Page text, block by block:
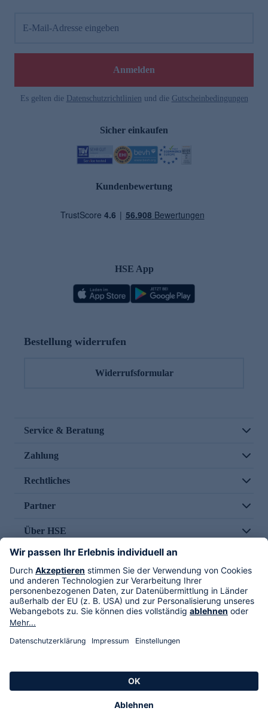
E-Mail-Adresse eingeben
Anmelden
Es gelten die Datenschutzrichtlinien und die Gutscheinbedingungen
Sicher einkaufen
Kundenbewertung
HSE App
Bestellung widerrufen
Widerrufsformular
Service & Beratung
Zahlung
Rechtliches
Partner
Über HSE
Im TV
HSE International